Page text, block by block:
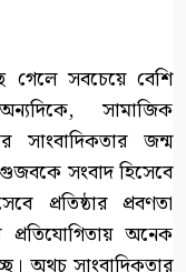
গেলে সবচেয়ে বেশি
সামাজিক
সাংবাদিকতার জন্ম
গুজবকে সংবাদ হিসেবে
প্রতিষ্ঠার প্রবণতা
অনেক